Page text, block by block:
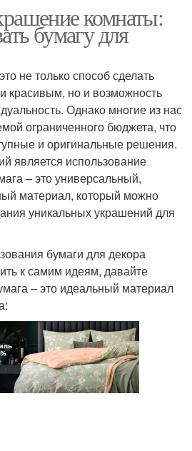
комнаты:
бумагу для
не только способ сделать
красивым, но и возможность
Однако многие из нас
ограниченного бюджета, что
и оригинальные решения.
является использование
– это универсальный,
материал, который можно
уникальных украшений для
бумаги для декора
к самим идеям, давайте
– это идеальный материал